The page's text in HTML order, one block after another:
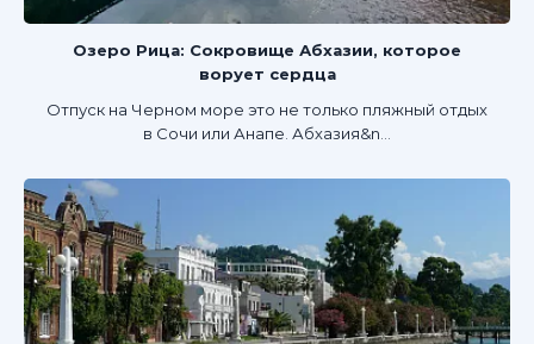
Озеро Рица: Сокровище Абхазии, которое
ворует сердца
Отпуск на Черном море это не только пляжный отдых
в Сочи или Анапе. Абхазия&n...